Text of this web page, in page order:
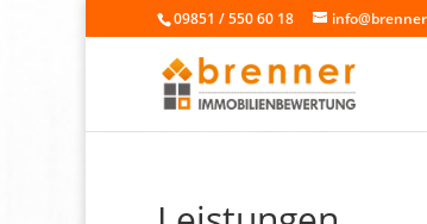
09851 / 550 60 18